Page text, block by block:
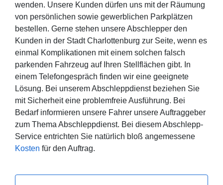
wenden. Unsere Kunden dürfen uns mit der Räumung
von persönlichen sowie gewerblichen Parkplätzen
bestellen. Gerne stehen unsere Abschlepper den
Kunden in der Stadt Charlottenburg zur Seite, wenn es
einmal Komplikationen mit einem solchen falsch
parkenden Fahrzeug auf Ihren Stellflächen gibt. In
einem Telefongespräch finden wir eine geeignete
Lösung. Bei unserem Abschleppdienst beziehen Sie
mit Sicherheit eine problemfreie Ausführung. Bei
Bedarf informieren unsere Fahrer unsere Auftraggeber
zum Thema Abschleppdienst. Bei diesem Abschlepp-
Service entrichten Sie natürlich bloß angemessene
Kosten für den Auftrag.